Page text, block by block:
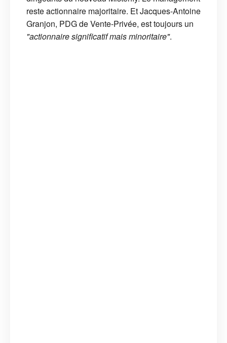
reste actionnaire majoritaire. Et Jacques-Antoine
Granjon, PDG de Vente-Privée, est toujours un
"actionnaire significatif mais minoritaire".